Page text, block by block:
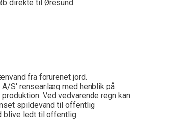
direkte til Øresund.
fra forurenet jord.
A/S' renseanlæg med henblik på
Ved vedvarende regn kan
spildevand til offentlig
blive ledt til offentlig